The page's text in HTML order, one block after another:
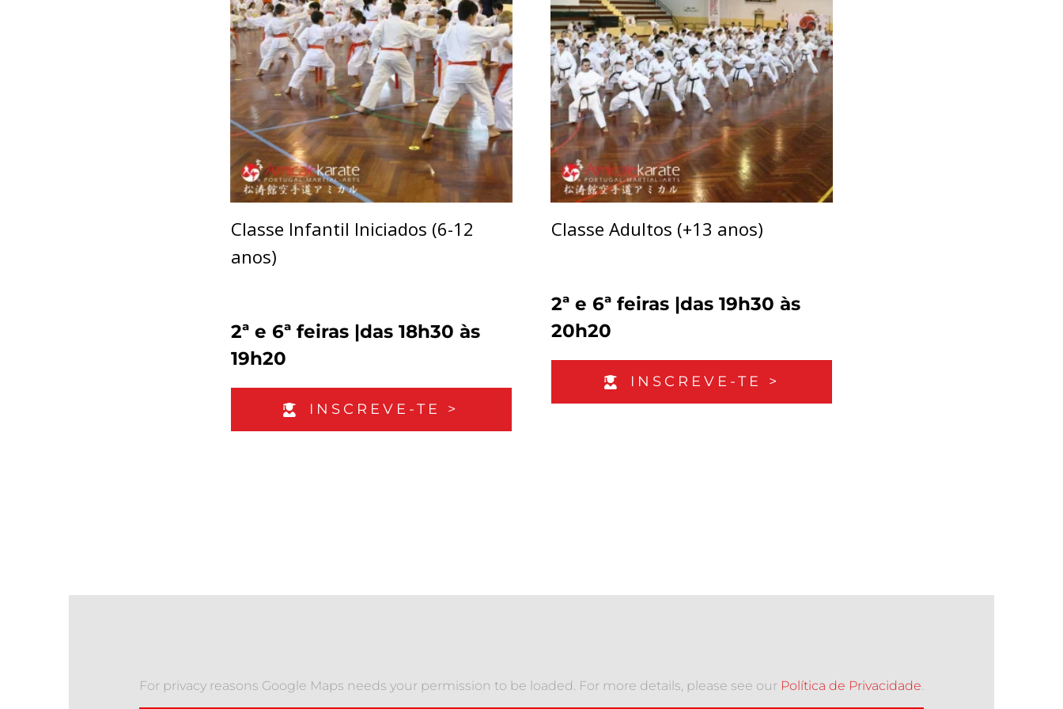
Classe Infantil Iniciados (6-12
anos)
2ª e 6ª feiras |das 18h30 às
19h20
INSCREVE-TE >
Classe Adultos (+13 anos)
2ª e 6ª feiras |das 19h30 às
20h20
INSCREVE-TE >
For privacy reasons Google Maps needs your permission to be loaded. For more details, please see our Política de Privacidade.